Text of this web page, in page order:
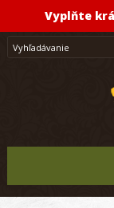
Vyplňte